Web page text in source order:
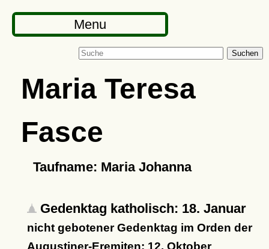
Menu
Suchen
Maria Teresa
Fasce
Taufname: Maria Johanna
Gedenktag katholisch: 18. Januar
nicht gebotener Gedenktag im Orden der
Augustiner-Eremiten: 12. Oktober